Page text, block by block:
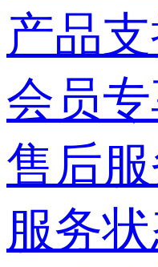
产品
会员
售后
服务